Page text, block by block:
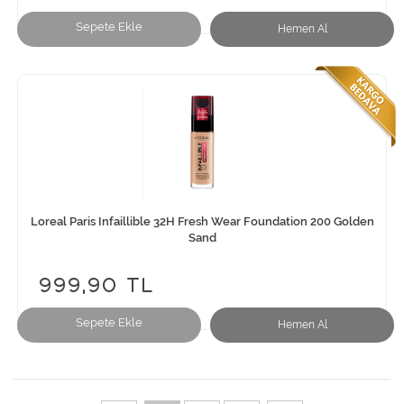
Sepete Ekle Hemen Al
Sepete Ekle Hemen Al
Loreal Paris Infaillible 32H Fresh Wear Foundation 200 Golden
Sand
999,90 TL